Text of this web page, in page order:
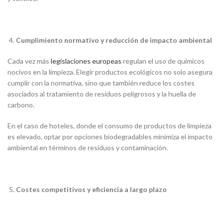
Cumplimiento normativo y reducción de impacto ambiental
Cada vez más legislaciones europeas regulan el uso de químicos
nocivos en la limpieza. Elegir productos ecológicos no solo asegura
cumplir con la normativa, sino que también reduce los costes
asociados al tratamiento de residuos peligrosos y la huella de
carbono.
En el caso de hoteles, donde el consumo de productos de limpieza
es elevado, optar por opciones biodegradables minimiza el impacto
ambiental en términos de residuos y contaminación.
Costes competitivos y eficiencia a largo plazo